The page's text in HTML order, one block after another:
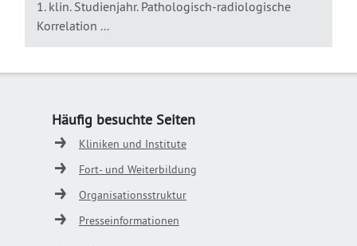
1. klin. Studienjahr. Pathologisch-radiologische
Korrelation ...
Häufig besuchte Seiten
Kliniken und Institute
Fort- und Weiterbildung
Organisationsstruktur
Presseinformationen